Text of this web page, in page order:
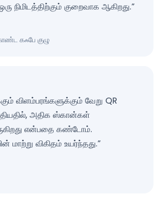
நிமிடத்திற்கும் குறைவாக ஆகிறது.”
கஃபே குழு
விளம்பரங்களுக்கும் வேறு QR
அதிக ஸ்கான்கள்
என்பதை கண்டோம்.
மாற்று விகிதம் உயர்ந்தது.”